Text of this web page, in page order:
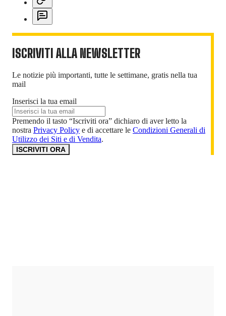
ISCRIVITI ALLA NEWSLETTER
Le notizie più importanti, tutte le settimane, gratis nella tua
mail
Inserisci la tua email
Premendo il tasto “Iscriviti ora” dichiaro di aver letto la
nostra Privacy Policy e di accettare le Condizioni Generali di
Utilizzo dei Siti e di Vendita.
ISCRIVITI ORA